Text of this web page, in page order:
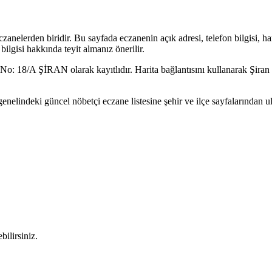
biridir. Bu sayfada eczanenin açık adresi, telefon bilgisi,
hakkında teyit almanız önerilir.
No: 18/A ŞİRAN olarak kayıtlıdır. Harita bağlantısını kullanarak Şiran
güncel nöbetçi eczane listesine şehir ve ilçe sayfalarından